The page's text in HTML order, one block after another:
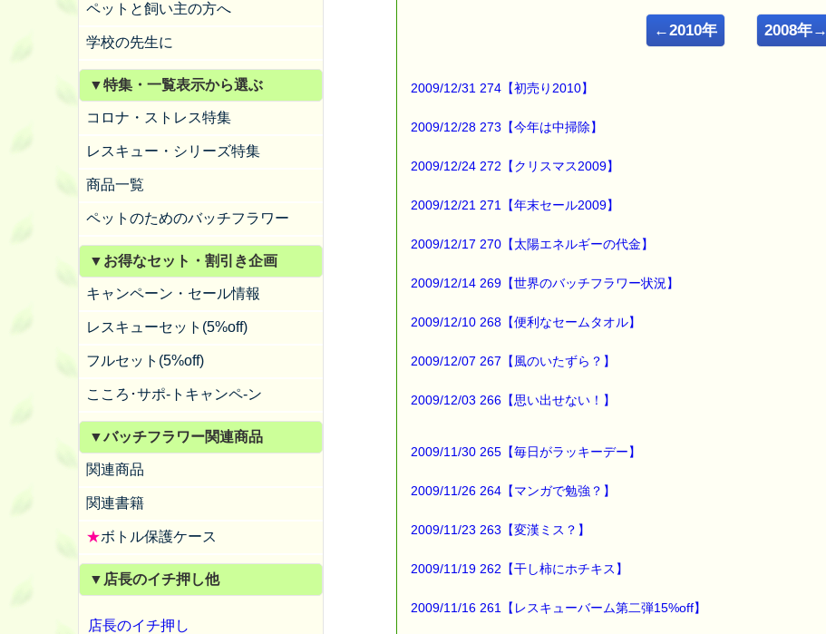
ペットと飼い主の方へ
学校の先生に
▼特集・一覧表示から選ぶ
コロナ・ストレス特集
レスキュー・シリーズ特集
商品一覧
ペットのためのバッチフラワー
▼お得なセット・割引き企画
キャンペーン・セール情報
レスキューセット(5%off)
フルセット(5%off)
こころ･サポ-トキャンペ-ン
▼バッチフラワー関連商品
関連商品
関連書籍
★ボトル保護ケース
▼店長のイチ押し他
店長のイチ押し
━━━━━━━━━━━━━━━━━━━━━━━━━━━━━━━━━
■ｅパスタイム通信 2009.12.07 VOL.267号
目を楽しませてくれますが、
葉が落ちる時期には、
厄介者になる事も・・・ (^^;)
何度掃除しても
飛んできて
溜まってしまうのが
朝起きると、
落ち葉が
直感で、
←2010年 2008年→
2009/12/31 274【初売り2010】
2009/12/28 273【今年は中掃除】
2009/12/24 272【クリスマス2009】
2009/12/21 271【年末セール2009】
2009/12/17 270【太陽エネルギーの代金】
2009/12/14 269【世界のバッチフラワー状況】
2009/12/10 268【便利なセームタオル】
2009/12/07 267【風のいたずら？】
2009/12/03 266【思い出せない！】
2009/11/30 265【毎日がラッキーデー】
2009/11/26 264【マンガで勉強？】
2009/11/23 263【変漢ミス？】
2009/11/19 262【干し柿にホチキス】
2009/11/16 261【レスキューバーム第二弾15%off】